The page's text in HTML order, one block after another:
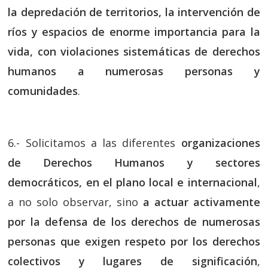
la depredación de territorios, la intervención de
ríos y espacios de enorme importancia para la
vida, con violaciones sistemáticas de derechos
humanos a numerosas personas y
comunidades.
6.- Solicitamos a las diferentes organizaciones
de Derechos Humanos y sectores
democráticos, en el plano local e internacional,
a no solo observar, sino a actuar activamente
por la defensa de los derechos de numerosas
personas que exigen respeto por los derechos
colectivos y lugares de significación,